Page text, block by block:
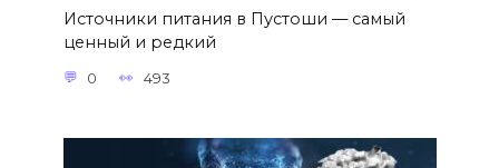
Источники питания в Пустоши — самый
ценный и редкий
0 493